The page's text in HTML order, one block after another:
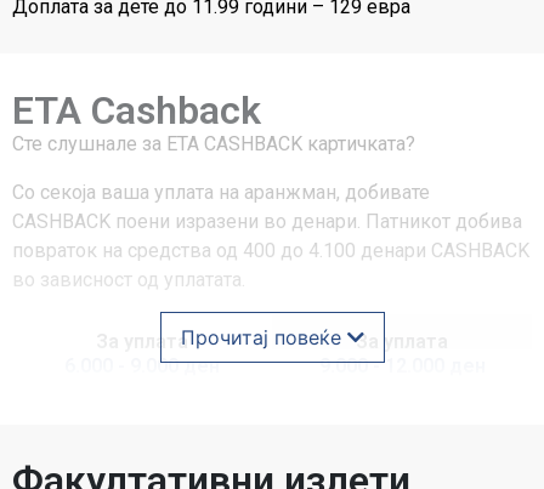
Доплата за дете до 11.99 години – 129 евра
ETA Cashback
Сте слушнале за ЕТА CASHBACK картичката?
Со секоја ваша уплата на аранжман, добивате
CASHBACK поени изразени во денари. Патникот добива
повраток на средства од 400 до 4.100 денари CASHBACK
во зависност од уплатата.
За уплата
6.000 - 9.000 ден
За уплата
9.000 - 12.000 ден
Прочитај повеќе